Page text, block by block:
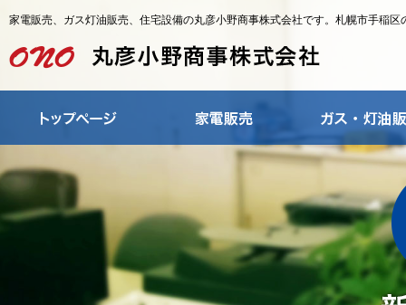
家電販売、ガス灯油販売、住宅設備の丸彦小野商事株式会社です。札幌市手稲区